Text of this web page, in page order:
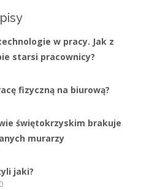
w pracy. Jak z
starsi pracownicy?
fizyczną na biurową?
świętokrzyskim brakuje
murarzy
jaki?